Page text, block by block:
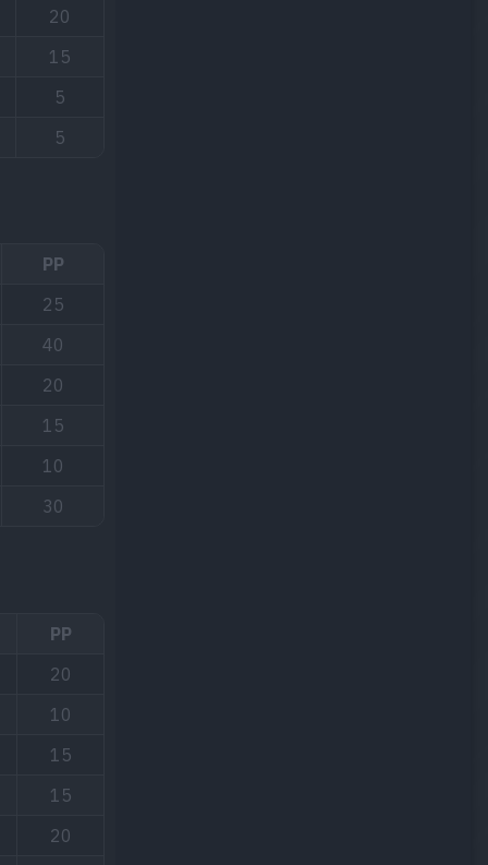
20
15
5
5
PP
25
40
20
15
10
30
PP
20
10
15
15
20